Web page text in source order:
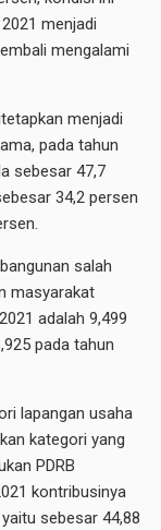
menjadi
mengalami
menjadi
pada tahun
sebesar 47,7
34,2 persen
salah
masyarakat
adalah 9,499
pada tahun
lapangan usaha
kategori yang
PDRB
kontribusinya
sebesar 44,88